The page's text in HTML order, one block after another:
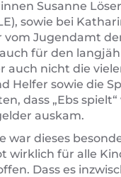
Susanne
sowie bei
vom Jugendamt
für den
auch nicht die
Helfer sowie die
dass „Ebs
auskam.
war dieses
wirklich für alle
Dass es